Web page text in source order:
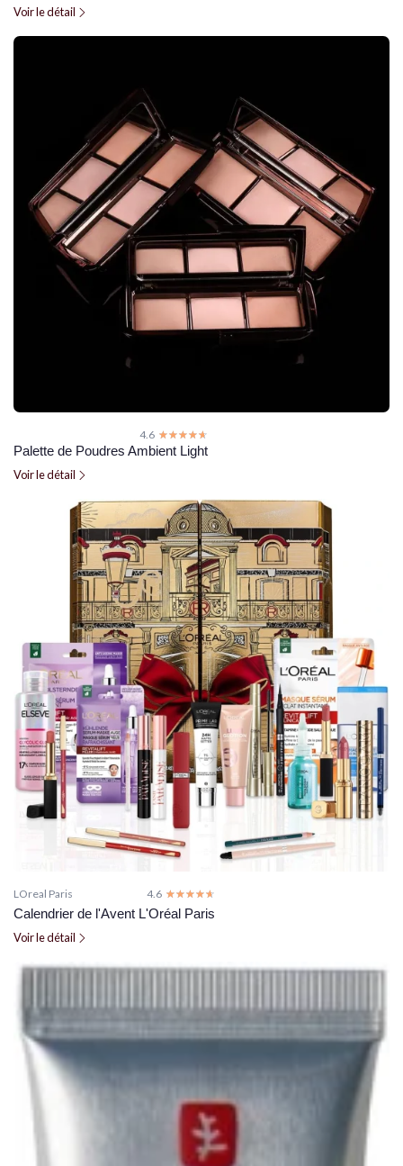
Voir le détail
4.6 ☆☆☆☆☆
★★★★★
Palette de Poudres Ambient Light
Voir le détail
LOreal Paris 4.6 ☆☆☆☆☆
★★★★★
Calendrier de l'Avent L'Oréal Paris
Voir le détail